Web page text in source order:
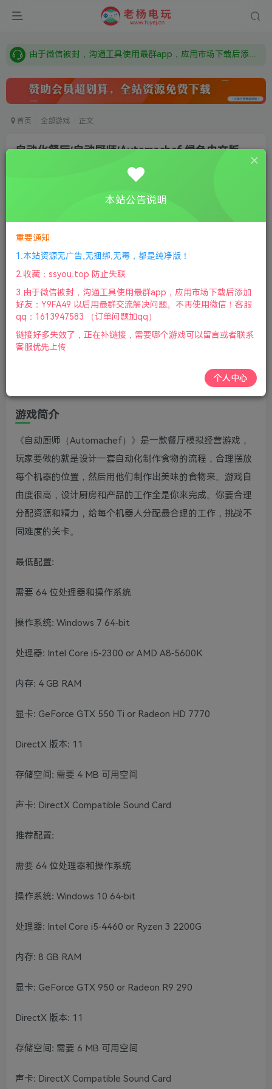
需要什么游戏请联系客服，若链接失效请联系客服，百度网盘边上的激活码也是解压密码
由于微信被封，沟通工具使用最群app，应用市场下载后添加好友：Y9FA49 以后用最群交流解决问题。不再使用微信！
首页 全部游戏 正文
自动化餐厅/自动厨师/Automachef 绿色中文版
①下载安装教程 ②下载安装视频教程 ③ 游戏运行
版本：v1.1.0.371|容量3GB|官方简体中文|支持键盘.鼠标.手
柄|2023年07月18号更新
游戏介绍
自动化餐厅是一款资源管理模拟经营游戏，您可以在这里设
计厨房、编程机器并尽情发挥自己的才能！老杨电玩网分享
自动化餐厅下载，设计和建造自动化餐厅，然后将它们编程
为运转良好的机器，感兴趣的不妨来游侠下载试试！
​游戏简介
《自动厨师（Automachef）》是一款餐厅模拟经营游戏，
玩家要做的就是设计一套自动化制作食物的流程，合理摆放
每个机器的位置，然后用他们制作出美味的食物来。游戏自
由度很高，设计厨房和产品的工作全是你来完成。你要合理
分配资源和精力，给每个机器人分配最合理的工作，挑战不
同难度的关卡。
最低配置:
需要 64 位处理器和操作系统
操作系统: Windows 7 64-bit
处理器: Intel Core i5-2300 or AMD A8-5600K
内存: 4 GB RAM
显卡: GeForce GTX 550 Ti or Radeon HD 7770
DirectX 版本: 11
存储空间: 需要 4 MB 可用空间
声卡: DirectX Compatible Sound Card
推荐配置:
需要 64 位处理器和操作系统
操作系统: Windows 10 64-bit
处理器: Intel Core i5-4460 or Ryzen 3 2200G
内存: 8 GB RAM
显卡: GeForce GTX 950 or Radeon R9 290
DirectX 版本: 11
存储空间: 需要 6 MB 可用空间
声卡: DirectX Compatible Sound Card
本站公告说明
重要通知
1.本站资源无广告,无捆绑,无毒，都是纯净版！
2.收藏：ssyou.top 防止失联
3.由于微信被封，沟通工具使用最群app，应用市场下载后添加
好友：Y9FA49 以后用最群交流解决问题。不再使用微信！客服
qq：1613947583 （订单问题加qq）
链接好多失效了，正在补链接，需要哪个游戏可以留言或者联系
客服优先上传
个人中心